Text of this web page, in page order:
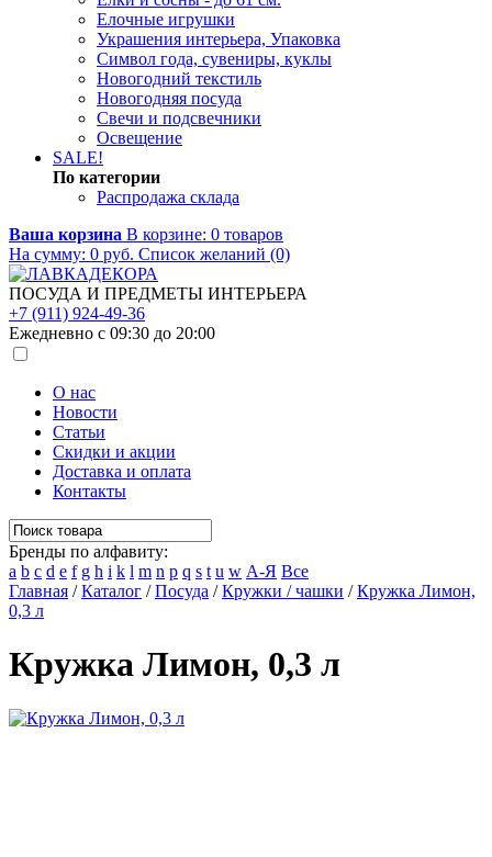
Елочные игрушки
Украшения интерьера, Упаковка
Символ года, сувениры, куклы
Новогодний текстиль
Новогодняя посуда
Свечи и подсвечники
Освещение
SALE!
По категории
Распродажа склада
Ваша корзина В корзине: 0 товаров
На сумму: 0 руб. Список желаний (0)
ПОСУДА И ПРЕДМЕТЫ ИНТЕРЬЕРА
+7 (911) 924-49-36
Ежедневно с 09:30 до 20:00
О нас
Новости
Статьи
Скидки и акции
Доставка и оплата
Контакты
Бренды по алфавиту:
a b c d e f g h i k l m n p q s t u w А-Я Все
Главная /Каталог /Посуда /Кружки / чашки /Кружка Лимон,
0,3 л
Кружка Лимон, 0,3 л